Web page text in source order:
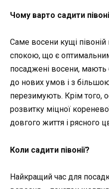
Чому варто садити
Саме восени кущі півоній
спокою, що є
посаджені восени, мають
до нових умов і з
перезимують. Крім того,
розвитку міцної
довгого життя і рясного
Коли садити півонії?
Найкращий час для